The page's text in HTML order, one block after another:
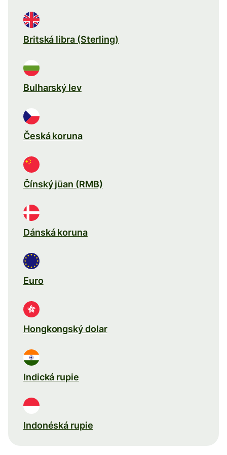
Britská libra (Sterling)
Bulharský lev
Česká koruna
Čínský jüan (RMB)
Dánská koruna
Euro
Hongkongský dolar
Indická rupie
Indonéská rupie